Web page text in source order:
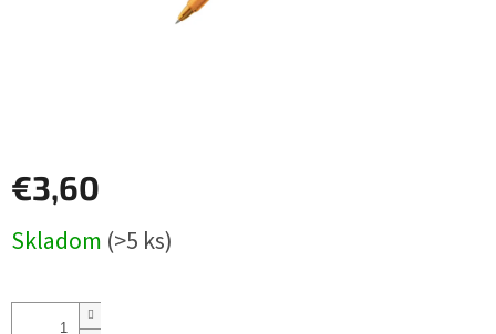
€3,60
cena:
Skladom (>5 ks)